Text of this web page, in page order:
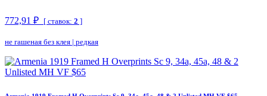
772,91 ₽ [ ставок: 2 ]
не гашеная без клея | редкая